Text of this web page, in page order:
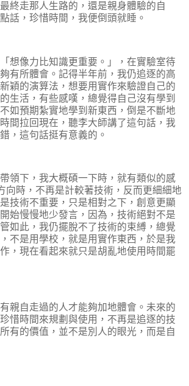
終走那人生路的，還是親身體驗的自
話，珍惜時間，我便倒頭就睡。
想像力比知識更重要。」，在實驗室待
有所體會。記得半年前，我仍追逐的高
穎的演算法，想要用實作來驗證自己的
生活，有些感嘆，總覺得自己沒有學到
如預期紮實地學到新東西，倒是不斷地
間拉回現在，聽李大師講了這句話，我
，這句話挺有意義的。
領下，我大概碩一下時，就有類似的感
向時，不再是計較著技術，反而更細細地
技術不重要，只是相對之下，創意更顯
始慢慢地少發言，因為，技術絕對不是
如此，我仍擺脫不了技術的束縛，總覺
不是用學校，就是用實作東西，於是我
，現在看起來就只是胡亂地使用時間罷
親自走過的人才能夠加地體會。未來的
惜時間來規劃與使用，不再是追逐的技
有的價值，並不是別人的眼光，而是自